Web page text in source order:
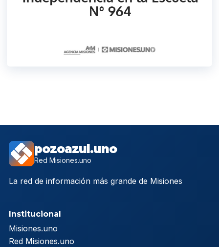
pozoazul.uno
Red Misiones.uno
La red de información más grande de Misiones
Institucional
Misiones.uno
Red Misiones.uno